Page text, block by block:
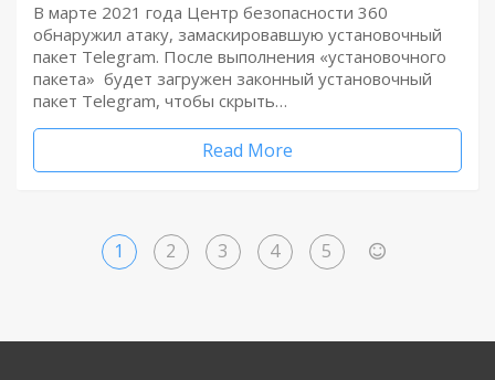
В марте 2021 года Центр безопасности 360
обнаружил атаку, замаскировавшую установочный
пакет Telegram. После выполнения «установочного
пакета» будет загружен законный установочный
пакет Telegram, чтобы скрыть…
Read More
1 2 3 4 5